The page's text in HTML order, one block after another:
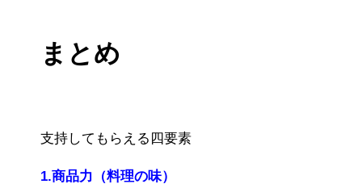
まとめ
支持してもらえる四要素
1.商品力（料理の味）